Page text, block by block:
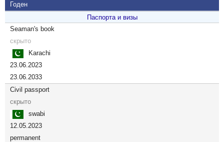
Годен
Паспорта и визы
Seaman's book
скрыто
Karachi
23.06.2023
23.06.2033
Civil passport
скрыто
swabi
12.05.2023
permanent